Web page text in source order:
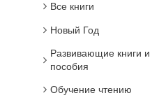
Все книги
Новый Год
Развивающие книги и
пособия
Обучение чтению